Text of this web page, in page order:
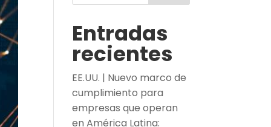
Entradas
recientes
EE.UU. | Nuevo marco de
cumplimiento para
empresas que operan
en América Latina: